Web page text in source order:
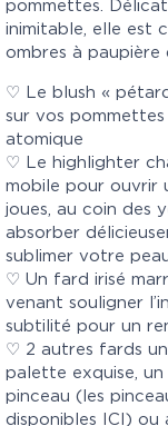
pommettes.
inimitable, elle est
ombres à paupière
♡ Le blush «
sur vos
atomique
♡ Le highlighter
mobile pour ouvrir
joues, au coin des
absorber
sublimer votre
♡ Un fard irisé
venant souligner
subtilité pour un
♡ 2 autres fards
palette exquise,
pinceau (les
disponibles
ICI ) ou